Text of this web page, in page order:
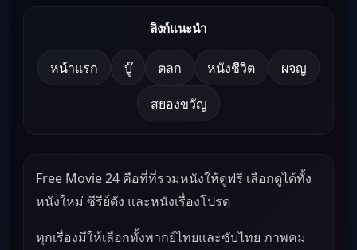
ลิงก์แนะนำ
หน้าแรก บู๊ ตลก หนังชีวิต ผจญ
สยองขวัญ
Free Movie 24 คือที่ที่รวมหนังให้ดูฟรี เลือกดูได้ทั้ง
หนังใหม่ ซีรีย์ดัง และหนังเรื่องโปรด
ทุกเรื่องมีให้เลือกทั้งพากย์ไทยและซับไทย ภาพคม